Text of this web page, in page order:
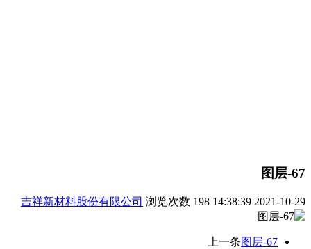
图层-67
2021-10-29 14:38:39
吉祥新材料股份有限公司 浏览次数 198
上一条图层-67